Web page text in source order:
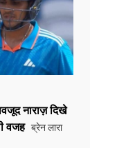
नाराज़ दिखे
वजह ब्रेन लारा